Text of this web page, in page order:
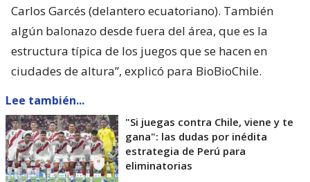
Carlos Garcés (delantero ecuatoriano). También
algún balonazo desde fuera del área, que es la
estructura típica de los juegos que se hacen en
ciudades de altura”, explicó para BioBioChile.
Lee también...
"Si juegas contra Chile, viene y te
gana": las dudas por inédita
estrategia de Perú para
eliminatorias